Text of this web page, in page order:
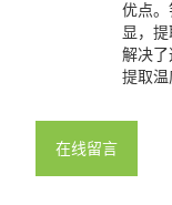
优点
显，
解决
提取
在线留言